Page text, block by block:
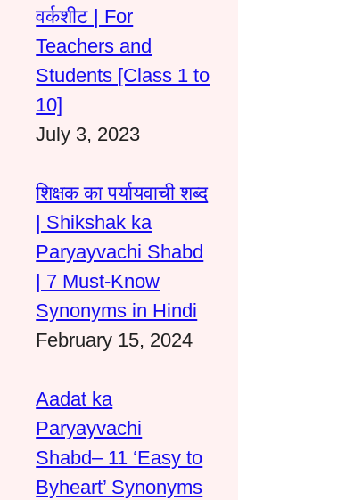
वर्कशीट | For
Teachers and
Students [Class 1 to
10]
July 3, 2023
शिक्षक का पर्यायवाची शब्द
| Shikshak ka
Paryayvachi Shabd
| 7 Must-Know
Synonyms in Hindi
February 15, 2024
Aadat ka
Paryayvachi
Shabd– 11 ‘Easy to
Byheart’ Synonyms